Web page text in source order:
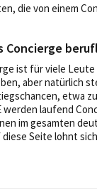
die von einem
Concierge
ist für viele
aber natürlich
etwa
werden laufend
im gesamten
Seite lohnt